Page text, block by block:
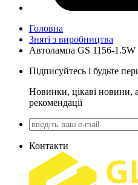
Головна
Зняті з виробництва
Автолампа GS 1156-1.5W
Підписуйтесь і будьте
Новинки, цікаві новини,
рекомендації
Контакти